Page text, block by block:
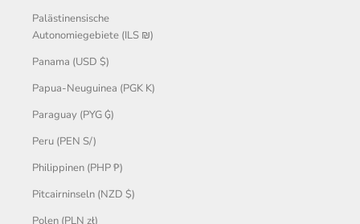
Palästinensische
Autonomiegebiete (ILS ₪)
Panama (USD $)
Papua-Neuguinea (PGK K)
Paraguay (PYG ₲)
Peru (PEN S/)
Philippinen (PHP ₱)
Pitcairninseln (NZD $)
Polen (PLN zł)